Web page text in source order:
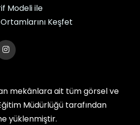
Modeli ile
Keşfet
mekânlara ait tüm görsel ve
Müdürlüğü tarafından
yüklenmiştir.